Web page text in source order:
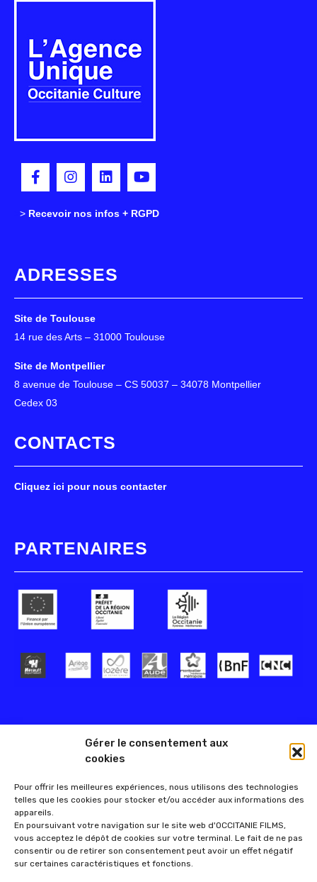
Gérer le consentement aux
cookies
Pour offrir les meilleures expériences, nous utilisons des technologies
telles que les cookies pour stocker et/ou accéder aux informations des
appareils.
En poursuivant votre navigation sur le site web d'OCCITANIE FILMS,
vous acceptez le dépôt de cookies sur votre terminal. Le fait de ne pas
consentir ou de retirer son consentement peut avoir un effet négatif
sur certaines caractéristiques et fonctions.
> Recevoir nos infos + RGPD
ADRESSES
Site de Toulouse
14 rue des Arts – 31000 Toulouse
Site de Montpellier
8 avenue de Toulouse – CS 50037 – 34078 Montpellier
Cedex 03
CONTACTS
Cliquez ici pour nous contacter
PARTENAIRES